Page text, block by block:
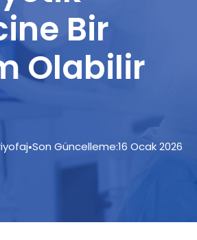
Bir
Olabilir
•Son Güncelleme:16 Ocak 2026